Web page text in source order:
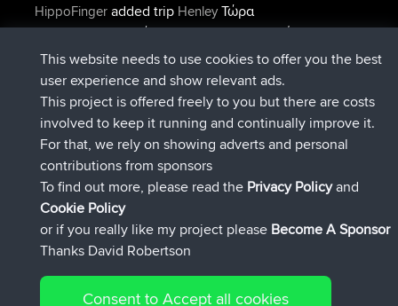
HippoFingeradded trip HenleyΤώρα
HippoFingerσυνδέθηκε στοBBRΠριν από 14 min
MindtheEagle added tripIrelandΠριν από 4 hrs, 43
min
Erikkreukπροσέθεσε μια διαδρομή απόΕφαρμογές
για mobile Rondje IJsselmaarΠριν από 5 hrs, 51 min
qusemkd συνδέθηκε στοBBRΠριν από 8 hrs, 3 min
PittigePeetjeσυνδέθηκε στοBBR
min
Connect
This website needs to use cookies to offer you the best
user experience and show relevant ads.
This project is offered freely to you but there are costs
involved to keep it running and continually improve it.
For that, we rely on showing adverts and personal
contributions from sponsors
To find out more, please read the Privacy Policyand
Cookie Policy
or if you really like my project please Become A Sponsor
Thanks David Robertson
Consent to Accept all cookies